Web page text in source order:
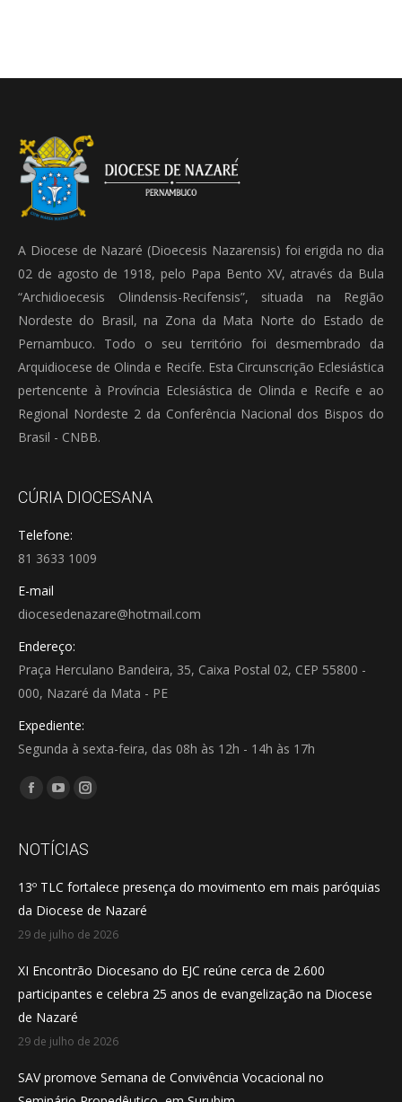
A Diocese de Nazaré (Dioecesis Nazarensis) foi erigida no dia
02 de agosto de 1918, pelo Papa Bento XV, através da Bula
“Archidioecesis Olindensis-Recifensis”, situada na Região
Nordeste do Brasil, na Zona da Mata Norte do Estado de
Pernambuco. Todo o seu território foi desmembrado da
Arquidiocese de Olinda e Recife. Esta Circunscrição Eclesiástica
pertencente à Província Eclesiástica de Olinda e Recife e ao
Regional Nordeste 2 da Conferência Nacional dos Bispos do
Brasil - CNBB.
CÚRIA DIOCESANA
Telefone:
81 3633 1009
E-mail
diocesedenazare@hotmail.com
Endereço:
Praça Herculano Bandeira, 35, Caixa Postal 02, CEP 55800 -
000, Nazaré da Mata - PE
Expediente:
Segunda à sexta-feira, das 08h às 12h - 14h às 17h
Encontre-nos em:
Facebook
opens
new
window
YouTube
opens
new
window
Instagram
opens
new
window
NOTÍCIAS
13º TLC fortalece presença do movimento em mais paróquias
da Diocese de Nazaré
29 de julho de 2026
XI Encontrão Diocesano do EJC reúne cerca de 2.600
participantes e celebra 25 anos de evangelização na Diocese
de Nazaré
29 de julho de 2026
SAV promove Semana de Convivência Vocacional no